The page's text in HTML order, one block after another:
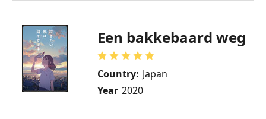
Een bakkebaard weg
Country: Japan
Year 2020